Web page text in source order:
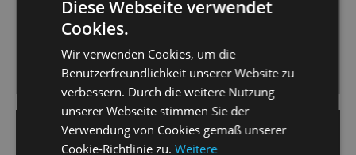
strahlender Pracht mit unwiderstehlicher
Ohrwurmgarantie. Die Premiere bekam begeisterten
Beifall und Ovationen im Stehen, absolut
angemessen.
10. November 2025 | Beate Baum
Diese Webseite verwendet
Cookies.
Wir verwenden Cookies, um die
Benutzerfreundlichkeit unserer Website zu
verbessern. Durch die weitere Nutzung
unserer Webseite stimmen Sie der
Verwendung von Cookies gemäß unserer
Cookie-Richtlinie zu.Weitere